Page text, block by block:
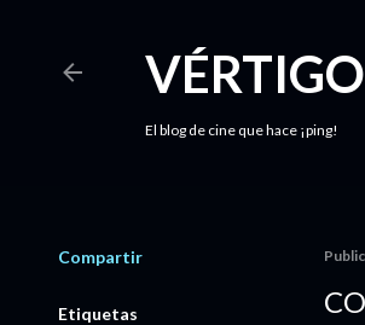
VÉRTIGO
El blog de cine que hace ¡ping!
Compartir
Etiquetas